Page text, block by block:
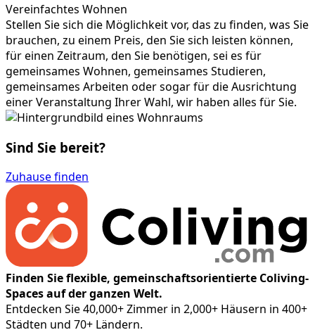
Vereinfachtes Wohnen
Stellen Sie sich die Möglichkeit vor, das zu finden, was Sie
brauchen, zu einem Preis, den Sie sich leisten können,
für einen Zeitraum, den Sie benötigen, sei es für
gemeinsames Wohnen, gemeinsames Studieren,
gemeinsames Arbeiten oder sogar für die Ausrichtung
einer Veranstaltung Ihrer Wahl, wir haben alles für Sie.
Sind Sie bereit?
Zuhause finden
Finden Sie flexible, gemeinschaftsorientierte Coliving-
Spaces auf der ganzen Welt.
Entdecken Sie 40,000+ Zimmer in 2,000+ Häusern in 400+
Städten und 70+ Ländern.